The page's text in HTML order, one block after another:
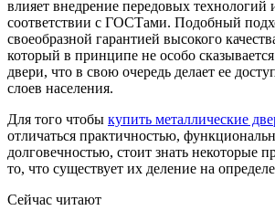
влияет внедрение передовых технологий
соответствии с ГОСТами. Подобный
своеобразной гарантией высокого
который в принципе не особо
двери, что в свою очередь делает ее
слоев населения.
Для того чтобы купить металлические
отличаться практичностью,
долговечностью, стоит знать некоторые
то, что существует их деление на
Сейчас читают